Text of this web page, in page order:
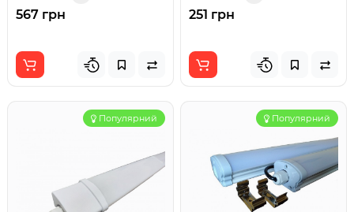
567 грн 251 грн
Популярний Популярний